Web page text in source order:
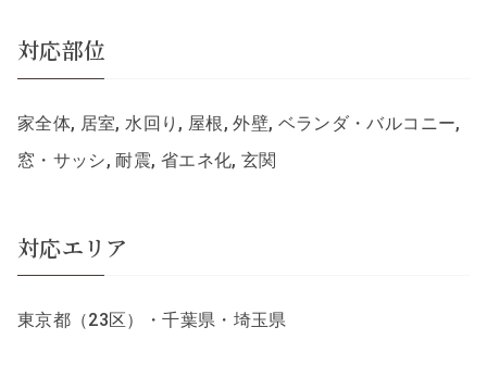
対応部位
家全体, 居室, 水回り, 屋根, 外壁, ベランダ・バルコニー,
窓・サッシ, 耐震, 省エネ化, 玄関
対応エリア
東京都（23区）・千葉県・埼玉県